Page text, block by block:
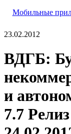
Мобильные
23.02.2012
ВДГБ:
и
7.7